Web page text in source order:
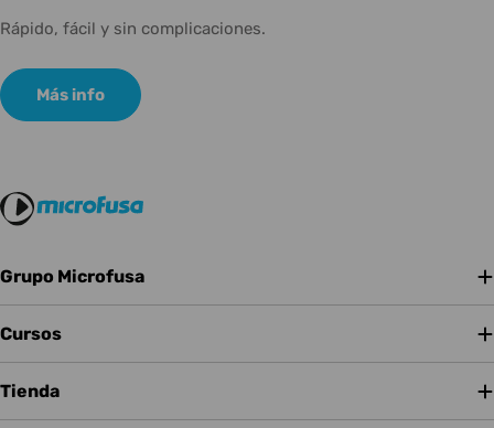
Rápido, fácil y sin complicaciones.
Más info
Grupo Microfusa
Cursos
Tienda